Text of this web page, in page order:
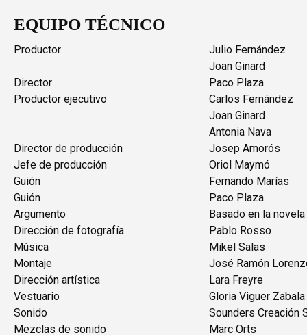
EQUIPO TÉCNICO
Productor
Julio Fernández
Joan Ginard
Director
Paco Plaza
Productor ejecutivo
Carlos Fernández
Joan Ginard
Antonia Nava
Director de producción
Josep Amorós
Jefe de producción
Oriol Maymó
Guión
Fernando Marías
Guión
Paco Plaza
Argumento
Basado en la
Dirección de fotografía
Pablo Rosso
Música
Mikel Salas
Montaje
José Ramón
Dirección artística
Lara Freyre
Vestuario
Gloria Viguer Zabala
Sonido
Sounders Creación
Mezclas de sonido
Marc Orts